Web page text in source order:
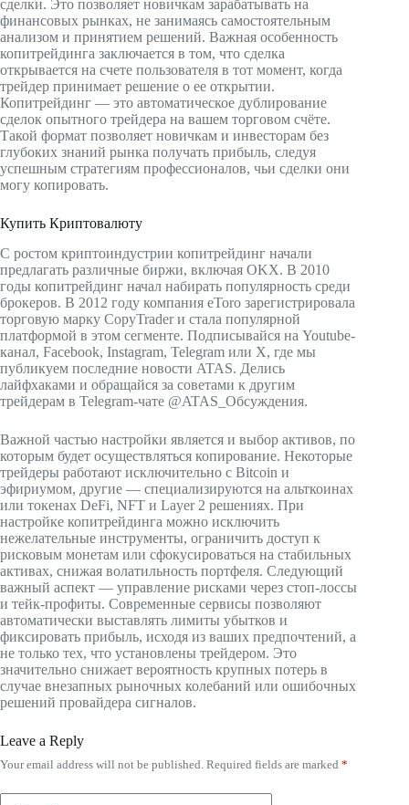
сделки. Это позволяет новичкам зарабатывать на
финансовых рынках, не занимаясь самостоятельным
анализом и принятием решений. Важная особенность
копитрейдинга заключается в том, что сделка
открывается на счете пользователя в тот момент, когда
трейдер принимает решение о ее открытии.
Копитрейдинг — это автоматическое дублирование
сделок опытного трейдера на вашем торговом счёте.
Такой формат позволяет новичкам и инвесторам без
глубоких знаний рынка получать прибыль, следуя
успешным стратегиям профессионалов, чьи сделки они
могу копировать.
Купить Криптовалюту
С ростом криптоиндустрии копитрейдинг начали
предлагать различные биржи, включая OKX. В 2010
годы копитрейдинг начал набирать популярность среди
брокеров. В 2012 году компания eToro зарегистрировала
торговую марку CopyTrader и стала популярной
платформой в этом сегменте. Подписывайся на Youtube-
канал, Facebook, Instagram, Telegram или X, где мы
публикуем последние новости ATAS. Делись
лайфхаками и обращайся за советами к другим
трейдерам в Telegram-чате @ATAS_Обсуждения.
Важной частью настройки является и выбор активов, по
которым будет осуществляться копирование. Некоторые
трейдеры работают исключительно с Bitcoin и
эфириумом, другие — специализируются на альткоинах
или токенах DeFi, NFT и Layer 2 решениях. При
настройке копитрейдинга можно исключить
нежелательные инструменты, ограничить доступ к
рисковым монетам или сфокусироваться на стабильных
активах, снижая волатильность портфеля. Следующий
важный аспект — управление рисками через стоп-лоссы
и тейк-профиты. Современные сервисы позволяют
автоматически выставлять лимиты убытков и
фиксировать прибыль, исходя из ваших предпочтений, а
не только тех, что установлены трейдером. Это
значительно снижает вероятность крупных потерь в
случае внезапных рыночных колебаний или ошибочных
решений провайдера сигналов.
Leave a Reply
Your email address will not be published. Required fields are marked *